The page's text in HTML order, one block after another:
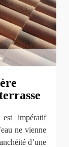
impératif
ne vienne
d’une